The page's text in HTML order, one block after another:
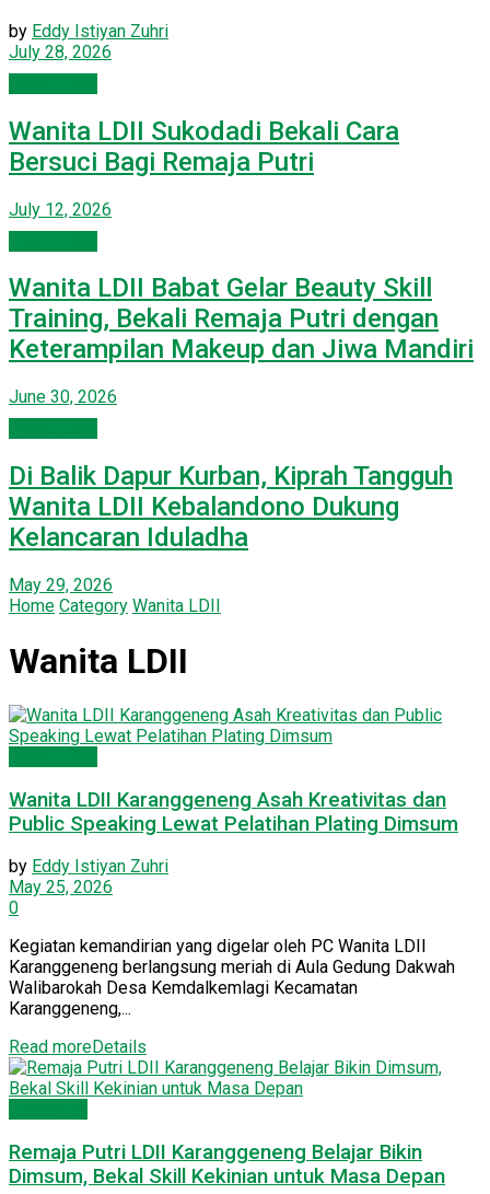
by Eddy Istiyan Zuhri
July 28, 2026
Wanita LDII Sukodadi Bekali Cara
Bersuci Bagi Remaja Putri
July 12, 2026
Wanita LDII Babat Gelar Beauty Skill
Training, Bekali Remaja Putri dengan
Keterampilan Makeup dan Jiwa Mandiri
June 30, 2026
Di Balik Dapur Kurban, Kiprah Tangguh
Wanita LDII Kebalandono Dukung
Kelancaran Iduladha
May 29, 2026
Home Category Wanita LDII
Wanita LDII
Wanita LDII Karanggeneng Asah Kreativitas dan
Public Speaking Lewat Pelatihan Plating Dimsum
by Eddy Istiyan Zuhri
May 25, 2026
0
Kegiatan kemandirian yang digelar oleh PC Wanita LDII
Karanggeneng berlangsung meriah di Aula Gedung Dakwah
Walibarokah Desa Kemdalkemlagi Kecamatan
Karanggeneng,...
Read moreDetails
Remaja Putri LDII Karanggeneng Belajar Bikin
Dimsum, Bekal Skill Kekinian untuk Masa Depan